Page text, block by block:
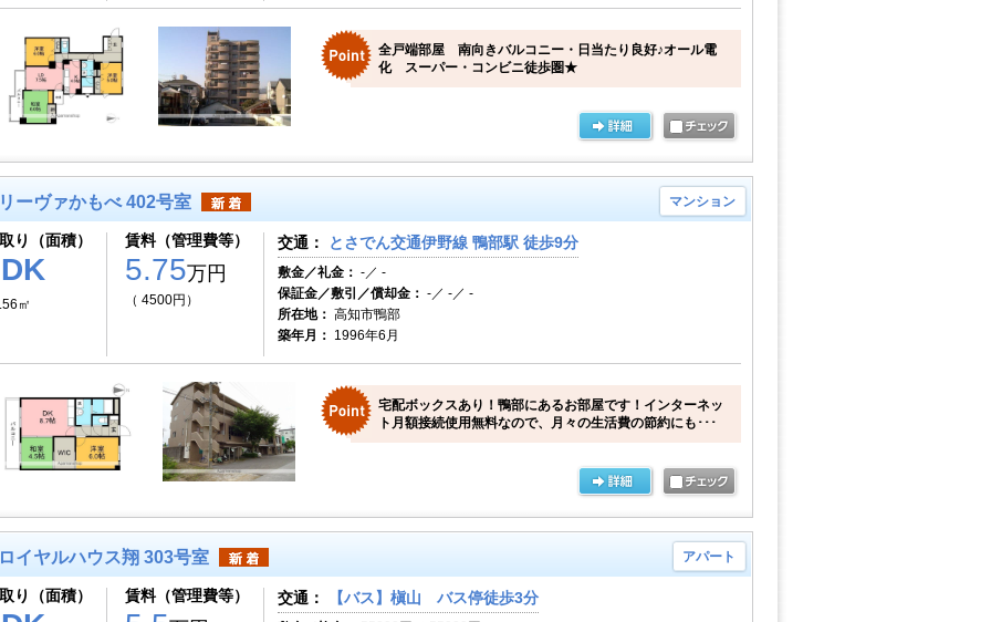
全戸端部屋 南向きバルコニー・日当たり良好♪オール電
化 スーパー・コンビニ徒歩圏★
ーヴァかもべ 402号室 マンション
り（面積）
㎡
賃料（管理費等）
5.75万円
（ 4500円）
交通： とさでん交通伊野線 鴨部駅 徒歩9分
敷金／礼金： -／ -
保証金／敷引／償却金： -／ -／ -
所在地： 高知市鴨部
築年月： 1996年6月
宅配ボックスあり！鴨部にあるお部屋です！インターネッ
ト月額接続使用無料なので、月々の生活費の節約にも･･･
イヤルハウス翔 303号室 アパート
り（面積） 賃料（管理費等） 交通： 【バス】槇山 バス停徒歩3分